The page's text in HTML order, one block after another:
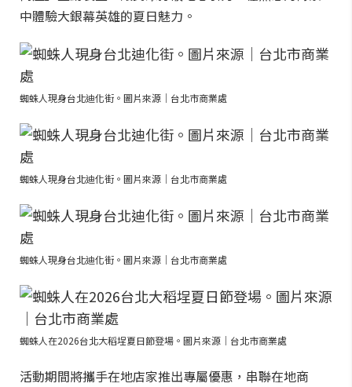
中體驗大銀幕英雄的夏日魅力。
蜘蛛人現身台北迪化街。圖片來源｜台北市商業處
蜘蛛人現身台北迪化街。圖片來源｜台北市商業處
蜘蛛人現身台北迪化街。圖片來源｜台北市商業處
蜘蛛人在2026台北大稻埕夏日節登場。圖片來源｜台北市商業處
活動期間將攜手在地店家推出專屬優惠，串聯在地商